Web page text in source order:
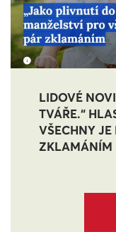
LIDOVÉ
TVÁŘE.“
VŠECHNY
ZKLAMÁNÍM